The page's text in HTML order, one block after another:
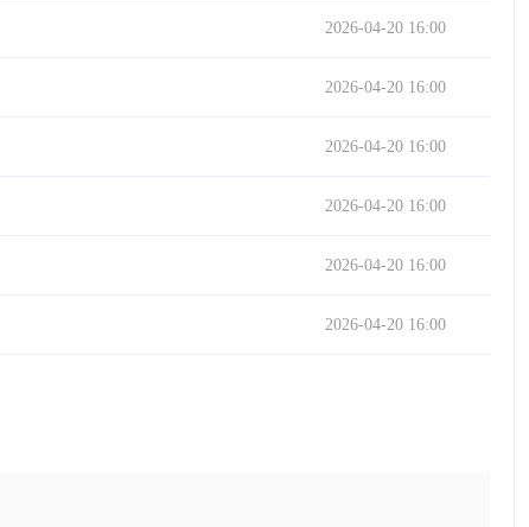
2026-04-20 16:00
2026-04-20 16:00
2026-04-20 16:00
2026-04-20 16:00
2026-04-20 16:00
2026-04-20 16:00